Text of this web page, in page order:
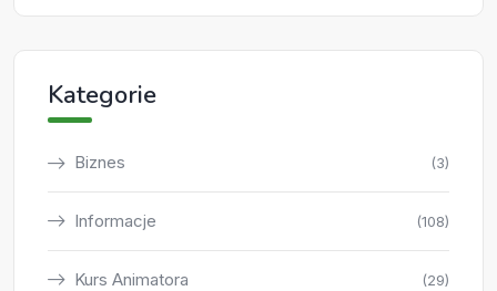
Kategorie
Biznes (3)
Informacje (108)
Kurs Animatora (29)